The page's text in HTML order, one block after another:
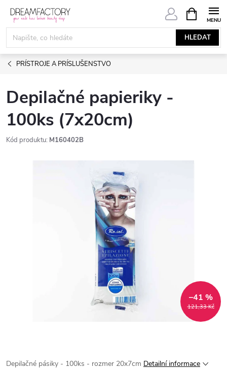
Přejít
obsah
HLEDAT
NÁKUPNÍ
KOŠÍK
PRÍSTROJE A PRÍSLUŠENSTVO
Depilačné papieriky -
100ks (7x20cm)
Kód produktu: M160402B
121,33 Kč
–41 %
Depilačné pásiky - 100ks - rozmer 20x7cm Detailní informace